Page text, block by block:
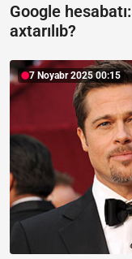
Google hesabatı:
axtarılıb?
7 Noyabr 2025 00:15